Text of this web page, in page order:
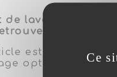
de lavage de
est composé
optimal.
Ce